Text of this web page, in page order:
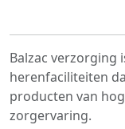
Balzac verzorging
herenfaciliteiten
producten van
zorgervaring.